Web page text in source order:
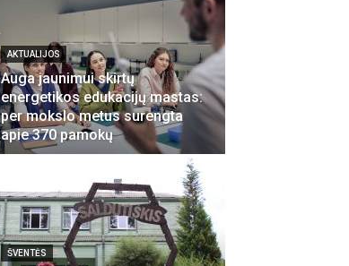
AKTUALIJOS
Auga jaunimui skirtų
energetikos edukacijų mastas:
per mokslo metus surengta
apie 370 pamokų
ŠVENTĖS